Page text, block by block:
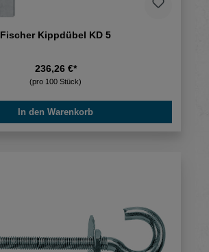
Fischer Kippdübel KD 5
236,26 €*
(pro 100 Stück)
In den Warenkorb